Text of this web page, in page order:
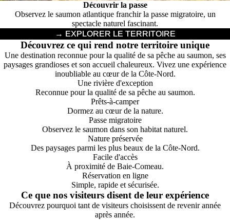
Découvrir la passe
Observez le saumon atlantique franchir la passe migratoire, un
spectacle naturel fascinant.
→ EXPLORER LE TERRITOIRE
Découvrez ce qui rend notre territoire unique
Une destination reconnue pour la qualité de sa pêche au saumon, ses
paysages grandioses et son accueil chaleureux. Vivez une expérience
inoubliable au cœur de la Côte-Nord.
Une rivière d'exception
Reconnue pour la qualité de sa pêche au saumon.
Prêts-à-camper
Dormez au cœur de la nature.
Passe migratoire
Observez le saumon dans son habitat naturel.
Nature préservée
Des paysages parmi les plus beaux de la Côte-Nord.
Facile d'accès
À proximité de Baie-Comeau.
Réservation en ligne
Simple, rapide et sécurisée.
Ce que nos visiteurs disent de leur expérience
Découvrez pourquoi tant de visiteurs choisissent de revenir année
après année.